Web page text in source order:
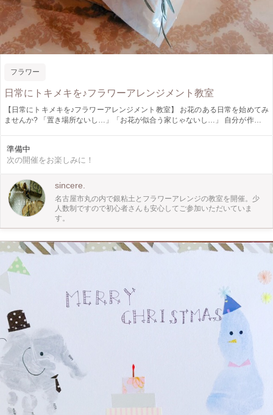
フラワー
日常にトキメキを♪フラワーアレンジメント教室
【日常にトキメキを♪フラワーアレンジメント教室】 お花のある日常を始めてみ
ませんか? 「置き場所ないし…」「お花が似合う家じゃないし…」 自分が作った
お伝えします♪ 今月は、フタ付きのカゴに白とグリーンの爽やかなアレンジメン
ト。 カゴからあふれるお花のように2020年幸せあふれる年になるよう願いを込
準備中
次の開催をお楽しみに！
sincere.
名古屋市丸の内で銀粘土とフラワーアレンジの教室を開催。少
人数制ですので初心者さんも安心してご参加いただいていま
す。